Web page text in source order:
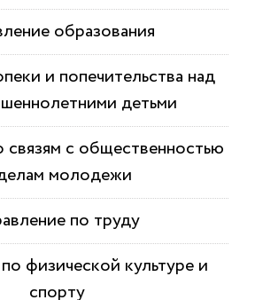
образования
и попечительства над
детьми
связям с общественностью
молодежи
по труду
физической культуре и
спорту